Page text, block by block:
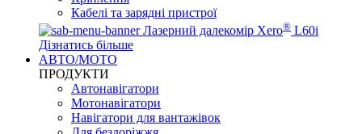
Кабелі та зарядні пристрої
Лазерний далекомір Xero® L60i
Дізнатись більше
АВТО/МОТО
ПРОДУКТИ
Автонавігатори
Мотонавігатори
Навігатори для вантажівок